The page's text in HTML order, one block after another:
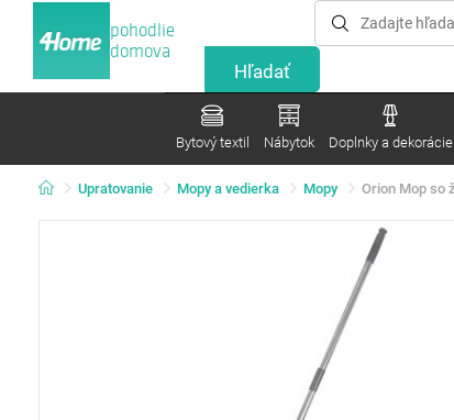
pohodlie
domova
Bytový textil Nábytok Doplnky a dekorácie
Upratovanie Mopy a vedierka Mopy Orion Mop so